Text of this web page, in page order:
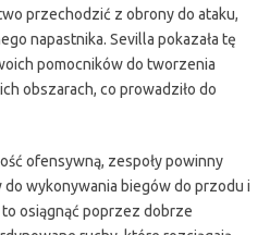
przechodzić z obrony do ataku,
napastnika. Sevilla pokazała tę
pomocników do tworzenia
obszarach, co prowadziło do
ofensywną, zespoły powinny
wykonywania biegów do przodu i
osiągnąć poprzez dobrze